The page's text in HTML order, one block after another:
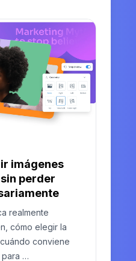
imágenes
sin perder
realmente
cómo elegir la
conviene
para …